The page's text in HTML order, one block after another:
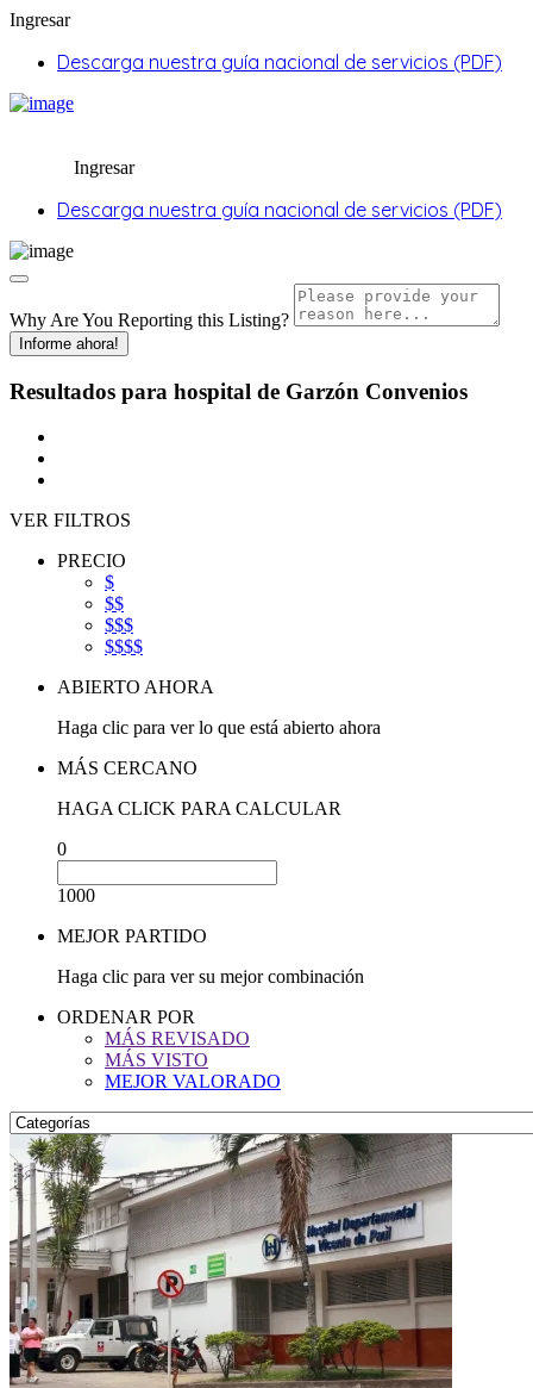
Ingresar
Descarga nuestra guía nacional de servicios (PDF)
Ingresar
Descarga nuestra guía nacional de servicios (PDF)
Why Are You Reporting this Listing?
Informe ahora!
Resultados para hospital de Garzón Convenios
VER FILTROS
PRECIO
$
$$
$$$
$$$$
ABIERTO AHORA
Haga clic para ver lo que está abierto ahora
MÁS CERCANO
HAGA CLICK PARA CALCULAR
0
1000
MEJOR PARTIDO
Haga clic para ver su mejor combinación
ORDENAR POR
MÁS REVISADO
MÁS VISTO
MEJOR VALORADO